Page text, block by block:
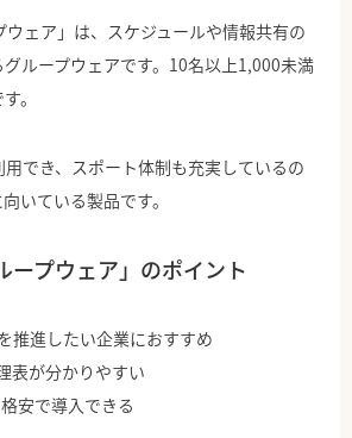
ウェア」は、スケジュールや情報共有の
ループウェアです。10名以上1,000未満
。
でき、スポート体制も充実しているの
いている製品です。
ープウェア」のポイント
推進したい企業におすすめ
表が分かりやすい
安で導入できる